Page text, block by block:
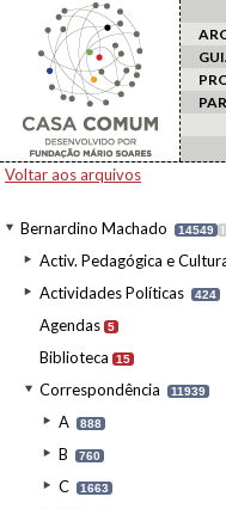
Voltar aos arquivos
Bernardino Machado 14549 I
Activ. Pedagógica e
Actividades Políticas 424
Agendas 5
Biblioteca 15
Correspondência 11939
A 888
B 760
C 1663